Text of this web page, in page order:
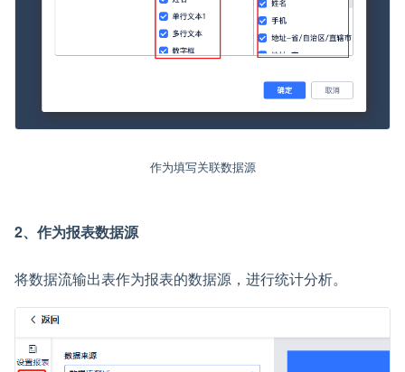
作为填写关联数据源
2、作为报表数据源
将数据流输出表作为报表的数据源，进行统计分析。